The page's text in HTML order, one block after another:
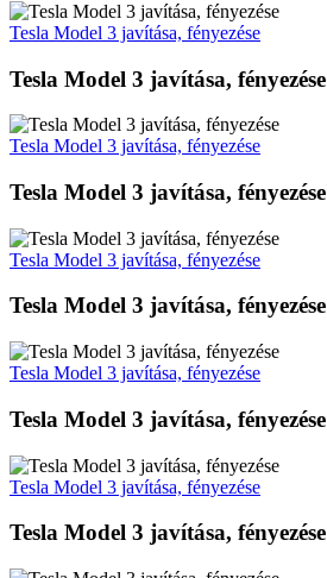
Tesla Model 3 javítása, fényezése
Tesla Model 3 javítása, fényezése
Tesla Model 3 javítása, fényezése
Tesla Model 3 javítása, fényezése
Tesla Model 3 javítása, fényezése
Tesla Model 3 javítása, fényezése
Tesla Model 3 javítása, fényezése
Tesla Model 3 javítása, fényezése
Tesla Model 3 javítása, fényezése
Tesla Model 3 javítása, fényezése